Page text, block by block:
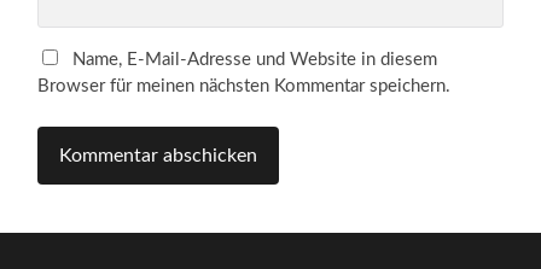
Name, E-Mail-Adresse und Website in diesem
Browser für meinen nächsten Kommentar speichern.